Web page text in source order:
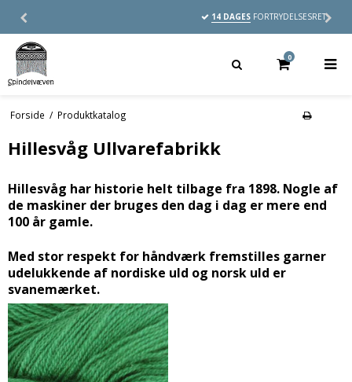
FORTRYDELSESRET
0
Forside / Produktkatalog
Hillesvåg Ullvarefabrikk
Hillesvåg har historie helt tilbage fra 1898. Nogle af
de maskiner der bruges den dag i dag er mere end
100 år gamle.
Med stor respekt for håndværk fremstilles garner
udelukkende af nordiske uld og norsk uld er
svanemærket.